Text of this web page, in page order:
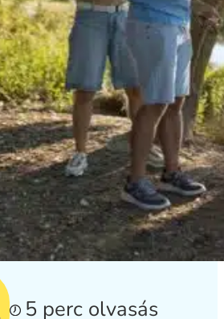
5 perc olvasás